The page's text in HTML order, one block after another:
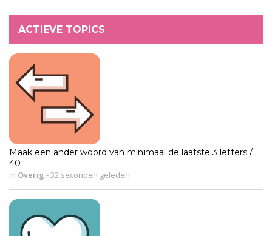
ACTIEVE TOPICS
Maak een ander woord van minimaal de laatste 3 letters /
40
in Overig - 32 seconden geleden